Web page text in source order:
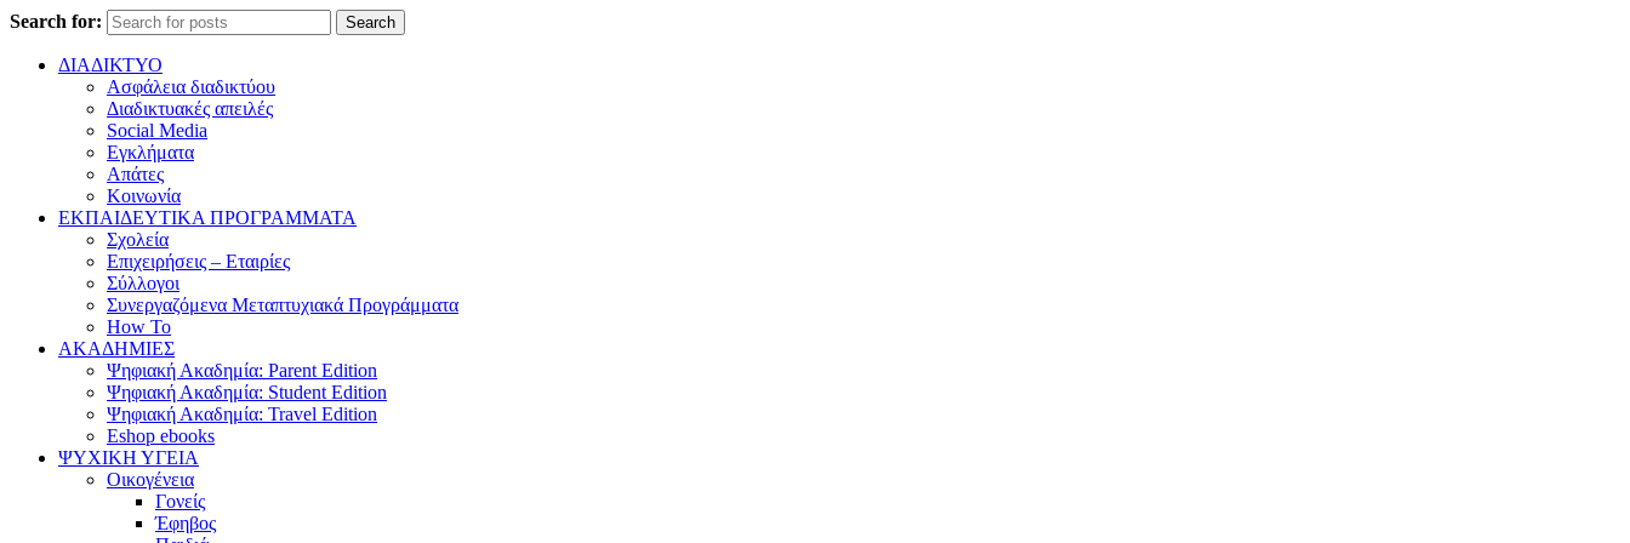
Search for: Search
ΔΙΑΔΙΚΤΥΟ
Ασφάλεια διαδικτύου
Διαδικτυακές απειλές
Social Media
Εγκλήματα
Απάτες
Κοινωνία
ΕΚΠΑΙΔΕΥΤΙΚΑ ΠΡΟΓΡΑΜΜΑΤΑ
Σχολεία
Επιχειρήσεις – Εταιρίες
Σύλλογοι
Συνεργαζόμενα Μεταπτυχιακά Προγράμματα
How To
ΑΚΑΔΗΜΙΕΣ
Ψηφιακή Ακαδημία: Parent Edition
Ψηφιακή Ακαδημία: Student Edition
Ψηφιακή Ακαδημία: Travel Edition
Eshop ebooks
ΨΥΧΙΚΗ ΥΓΕΙΑ
Οικογένεια
Γονείς
Έφηβος